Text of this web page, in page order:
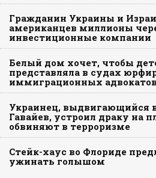
Гражданин Украины и
американцев миллионы
инвестиционные компании
Белый дом хочет, чтобы
представляла в судах
иммиграционных адвокатов
Украинец, выдвигающийся
Гавайев, устроил драку на
обвиняют в терроризме
Стейк-хаус во Флориде
ужинать голышом